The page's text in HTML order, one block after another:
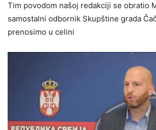
Tim povodom našoj redakciji se obratio
samostalni odbornik Skupštine grada
prenosimo u celini